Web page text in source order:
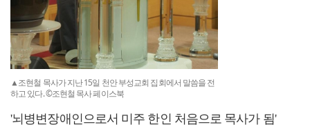
▲조현철 목사가 지난 15일 천안 부성교회 집회에서 말씀을 전
하고 있다. ©조현철 목사 페이스북
'뇌병변장애인으로서 미주 한인 처음으로 목사가 됨'